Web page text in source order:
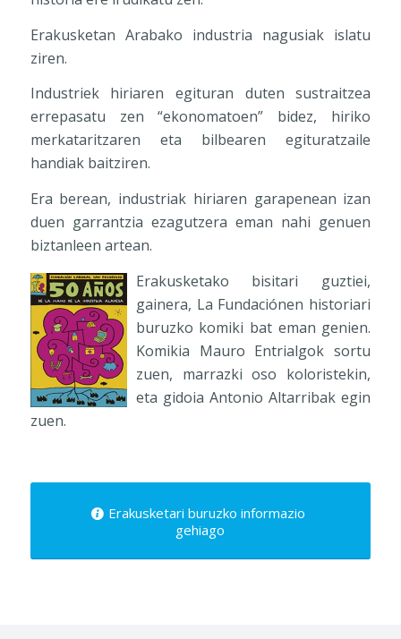
Erakusketan Arabako industria nagusiak islatu
ziren.
Industriek hiriaren egituran duten sustraitzea
errepasatu zen “ekonomatoen” bidez, hiriko
merkataritzaren eta bilbearen egituratzaile
handiak baitziren.
Era berean, industriak hiriaren garapenean izan
duen garrantzia ezagutzera eman nahi genuen
biztanleen artean.
Erakusketako bisitari guztiei,
gainera, La Fundaciónen historiari
buruzko komiki bat eman genien.
Komikia Mauro Entrialgok sortu
zuen, marrazki oso koloristekin,
eta gidoia Antonio Altarribak egin
zuen.
Erakusketari buruzko informazio
gehiago